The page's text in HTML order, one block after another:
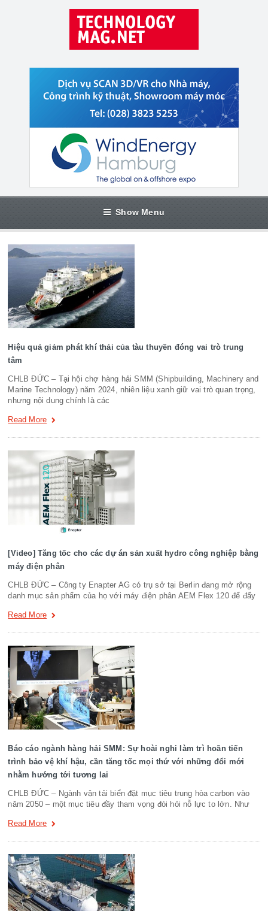
Show Menu
Hiệu quả giảm phát khí thải của tàu thuyền đóng vai trò trung
tâm
CHLB ĐỨC – Tại hội chợ hàng hải SMM (Shipbuilding, Machinery and
Marine Technology) năm 2024, nhiên liệu xanh giữ vai trò quan trọng,
nhưng nội dung chính là các
Read More
[Video] Tăng tốc cho các dự án sản xuất hydro công nghiệp bằng
máy điện phân
CHLB ĐỨC – Công ty Enapter AG có trụ sở tại Berlin đang mở rộng
danh mục sản phẩm của họ với máy điện phân AEM Flex 120 để đẩy
Read More
Báo cáo ngành hàng hải SMM: Sự hoài nghi làm trì hoãn tiến
trình bảo vệ khí hậu, cần tăng tốc mọi thứ với những đổi mới
nhằm hướng tới tương lai
CHLB ĐỨC – Ngành vận tải biển đặt mục tiêu trung hòa carbon vào
năm 2050 – một mục tiêu đầy tham vọng đòi hỏi nỗ lực to lớn. Như
Read More